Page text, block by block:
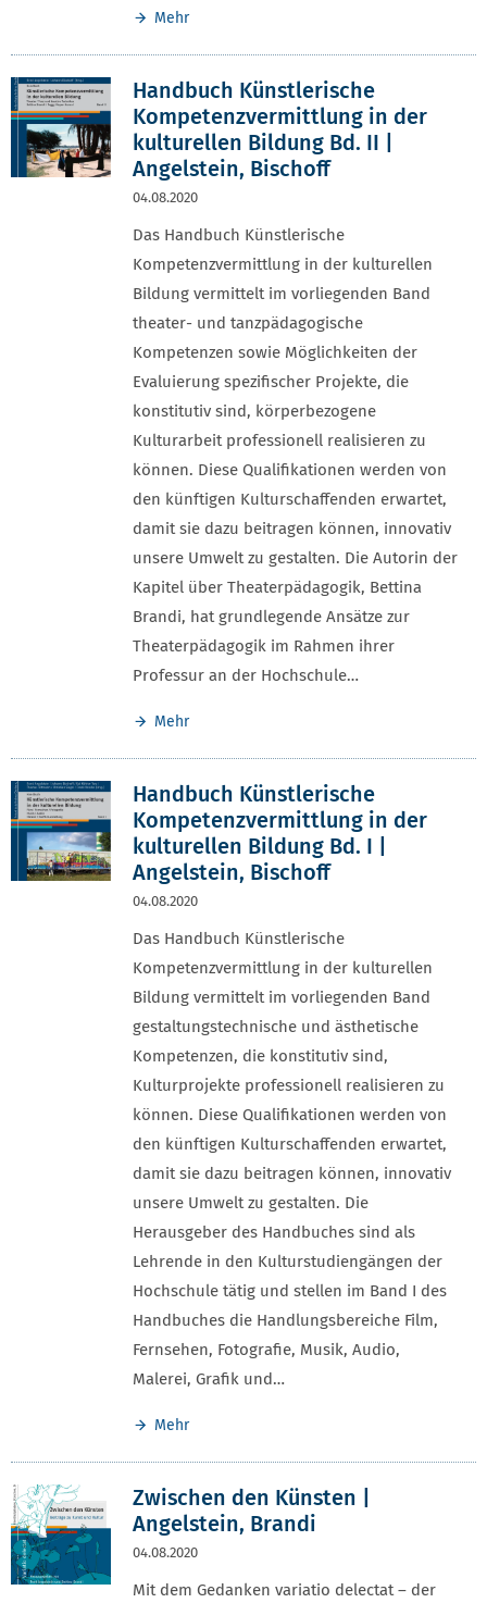
Mehr
Handbuch Künstlerische
Kompetenzvermittlung in der
kulturellen Bildung Bd. II |
Angelstein, Bischoff
04.08.2020
Das Handbuch Künstlerische
Kompetenzvermittlung in der kulturellen
Bildung vermittelt im vorliegenden Band
theater- und tanzpädagogische
Kompetenzen sowie Möglichkeiten der
Evaluierung spezifischer Projekte, die
konstitutiv sind, körperbezogene
Kulturarbeit professionell realisieren zu
können. Diese Qualifikationen werden von
den künftigen Kulturschaffenden erwartet,
damit sie dazu beitragen können, innovativ
unsere Umwelt zu gestalten. Die Autorin der
Kapitel über Theaterpädagogik, Bettina
Brandi, hat grundlegende Ansätze zur
Theaterpädagogik im Rahmen ihrer
Professur an der Hochschule…
Mehr
Handbuch Künstlerische
Kompetenzvermittlung in der
kulturellen Bildung Bd. I |
Angelstein, Bischoff
04.08.2020
Das Handbuch Künstlerische
Kompetenzvermittlung in der kulturellen
Bildung vermittelt im vorliegenden Band
gestaltungstechnische und ästhetische
Kompetenzen, die konstitutiv sind,
Kulturprojekte professionell realisieren zu
können. Diese Qualifikationen werden von
den künftigen Kulturschaffenden erwartet,
damit sie dazu beitragen können, innovativ
unsere Umwelt zu gestalten. Die
Herausgeber des Handbuches sind als
Lehrende in den Kulturstudiengängen der
Hochschule tätig und stellen im Band I des
Handbuches die Handlungsbereiche Film,
Fernsehen, Fotografie, Musik, Audio,
Malerei, Grafik und…
Mehr
Zwischen den Künsten |
Angelstein, Brandi
04.08.2020
Mit dem Gedanken variatio delectat – der